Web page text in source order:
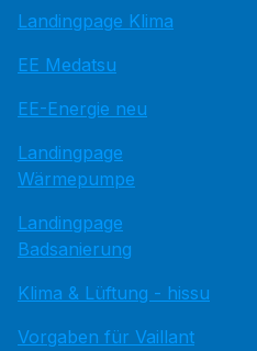
Landingpage Klima
EE Medatsu
EE-Energie neu
Landingpage
Wärmepumpe
Landingpage
Badsanierung
Klima & Lüftung - hissu
Vorgaben für Vaillant